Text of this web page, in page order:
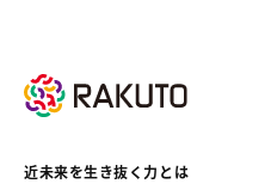
近未来を生き抜く力とは